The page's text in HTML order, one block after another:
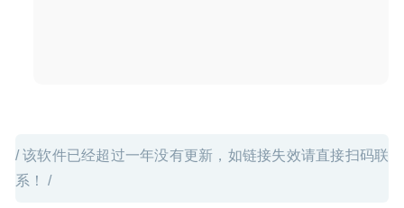
/ 该软件已经超过一年没有更新，如链接失效请直接扫码联
系！ /